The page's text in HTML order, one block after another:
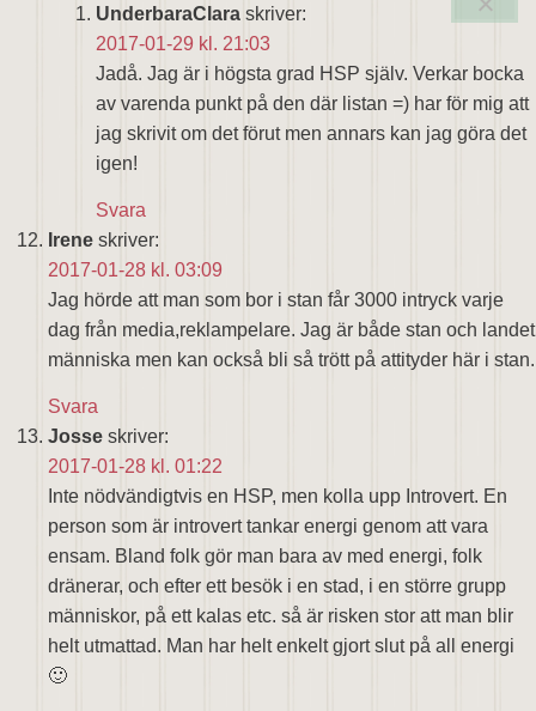
UnderbaraClara skriver:
2017-01-29 kl. 21:03
Jadå. Jag är i högsta grad HSP själv. Verkar bocka
av varenda punkt på den där listan =) har för mig att
jag skrivit om det förut men annars kan jag göra det
igen!
Svara
Irene skriver:
2017-01-28 kl. 03:09
Jag hörde att man som bor i stan får 3000 intryck varje
dag från media,reklampelare. Jag är både stan och landet
människa men kan också bli så trött på attityder här i stan.
Svara
Josse skriver:
2017-01-28 kl. 01:22
Inte nödvändigtvis en HSP, men kolla upp Introvert. En
person som är introvert tankar energi genom att vara
ensam. Bland folk gör man bara av med energi, folk
dränerar, och efter ett besök i en stad, i en större grupp
människor, på ett kalas etc. så är risken stor att man blir
helt utmattad. Man har helt enkelt gjort slut på all energi
🙂